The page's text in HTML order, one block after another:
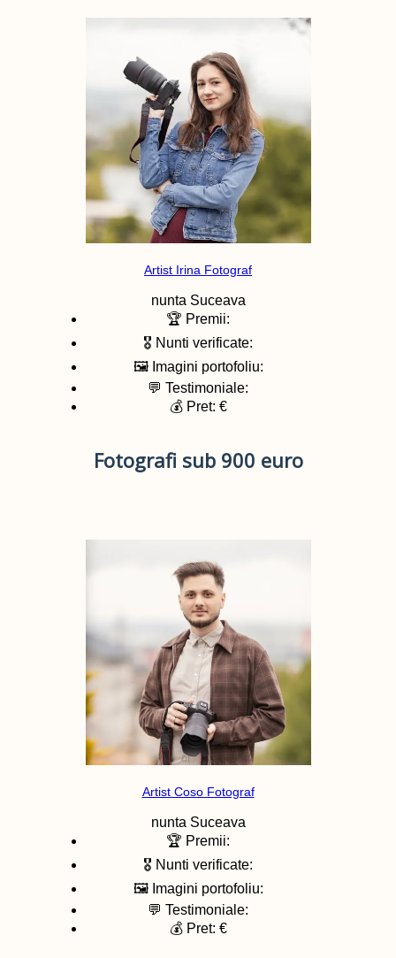
Artist Irina Fotograf
nunta Suceava
🏆 Premii:
🎖️ Nunti verificate:
🖼️ Imagini portofoliu:
💬 Testimoniale:
💰 Pret: €
Fotografi sub 900 euro
Artist Coso Fotograf
nunta Suceava
🏆 Premii:
🎖️ Nunti verificate:
🖼️ Imagini portofoliu:
💬 Testimoniale:
💰 Pret: €